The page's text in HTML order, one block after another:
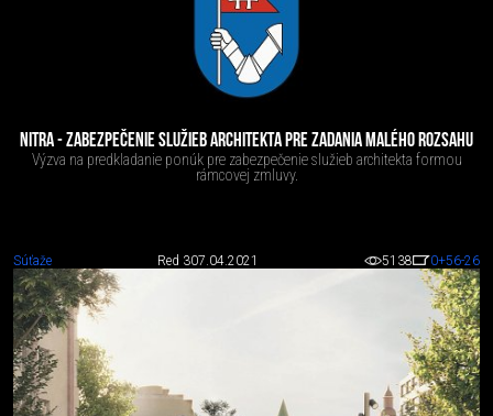
NITRA - ZABEZPEČENIE SLUŽIEB ARCHITEKTA PRE ZADANIA MALÉHO ROZSAHU
Výzva na predkladanie ponúk pre zabezpečenie služieb architekta formou
rámcovej zmluvy.
Súťaže Red 307.04.2021 5138 0+56-26